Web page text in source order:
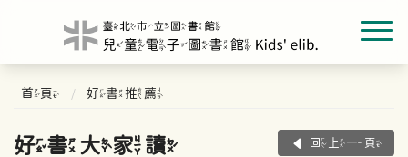
首頁 好書推薦
好書大家讀 回上一頁